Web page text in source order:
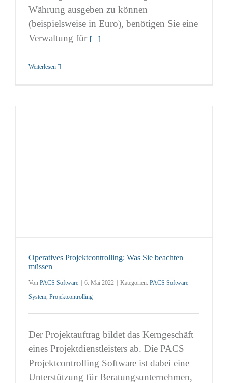
Währung ausgeben zu können
(beispielsweise in Euro), benötigen Sie eine
Verwaltung für [...]
Weiterlesen
Operatives Projektcontrolling: Was Sie beachten
müssen
Von PACS Software | 6. Mai 2022 | Kategorien: PACS Software
System Projektcontrolling
Der Projektauftrag bildet das Kerngeschäft
eines Projektdienstleisters ab. Die PACS
Projektcontrolling Software ist dabei eine
Unterstützung für Beratungsunternehmen,